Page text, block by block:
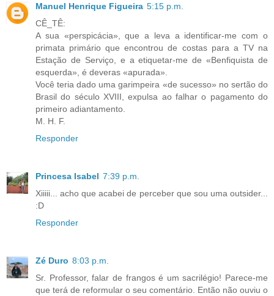
Manuel Henrique Figueira 5:15 p.m.
CÊ_TÊ:
A sua «perspicácia», que a leva a identificar-me com o
primata primário que encontrou de costas para a TV na
Estação de Serviço, e a etiquetar-me de «Benfiquista de
esquerda», é deveras «apurada».
Você teria dado uma garimpeira «de sucesso» no sertão do
Brasil do século XVIII, expulsa ao falhar o pagamento do
primeiro adiantamento.
M. H. F.
Responder
Princesa Isabel 7:39 p.m.
Xiiiii... acho que acabei de perceber que sou uma outsider...
:D
Responder
Zé Duro 8:03 p.m.
Sr. Professor, falar de frangos é um sacrilégio! Parece-me
que terá de reformular o seu comentário. Então não ouviu o